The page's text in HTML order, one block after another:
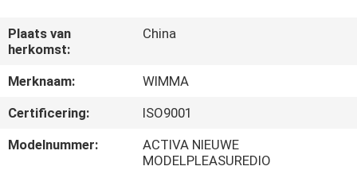
OVER
ONS
FABRIEKSTOCHT
Plaats van
herkomst:
China
Merknaam:
WIMMA
Certificering:
ISO9001
Modelnummer:
ACTIVA NIEUWE
MODELPLEASUREDIO